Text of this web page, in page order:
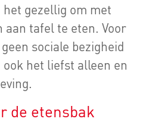
gezellig om met
tafel te eten. Voor
sociale bezigheid
ook het liefst alleen en
de etensbak